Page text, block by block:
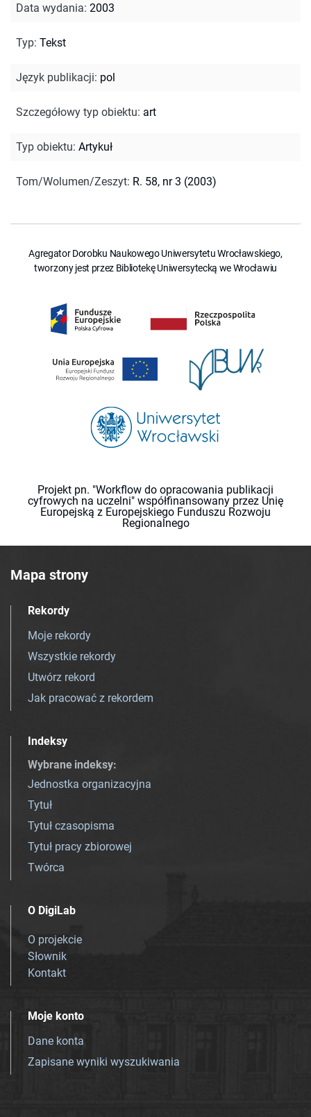
Data wydania: 2003
Typ: Tekst
Język publikacji: pol
Szczegółowy typ obiektu: art
Typ obiektu: Artykuł
Tom/Wolumen/Zeszyt: R. 58, nr 3 (2003)
Agregator Dorobku Naukowego Uniwersytetu Wrocławskiego,
tworzony jest przez Bibliotekę Uniwersytecką we Wrocławiu
Projekt pn. "Workflow do opracowania publikacji
cyfrowych na uczelni" współfinansowany przez Unię
Europejską z Europejskiego Funduszu Rozwoju
Regionalnego
Mapa strony
Rekordy
Moje rekordy
Wszystkie rekordy
Utwórz rekord
Jak pracować z rekordem
Indeksy
Wybrane indeksy:
Jednostka organizacyjna
Tytuł
Tytuł czasopisma
Tytuł pracy zbiorowej
Twórca
O DigiLab
O projekcie
Słownik
Kontakt
Moje konto
Dane konta
Zapisane wyniki wyszukiwania